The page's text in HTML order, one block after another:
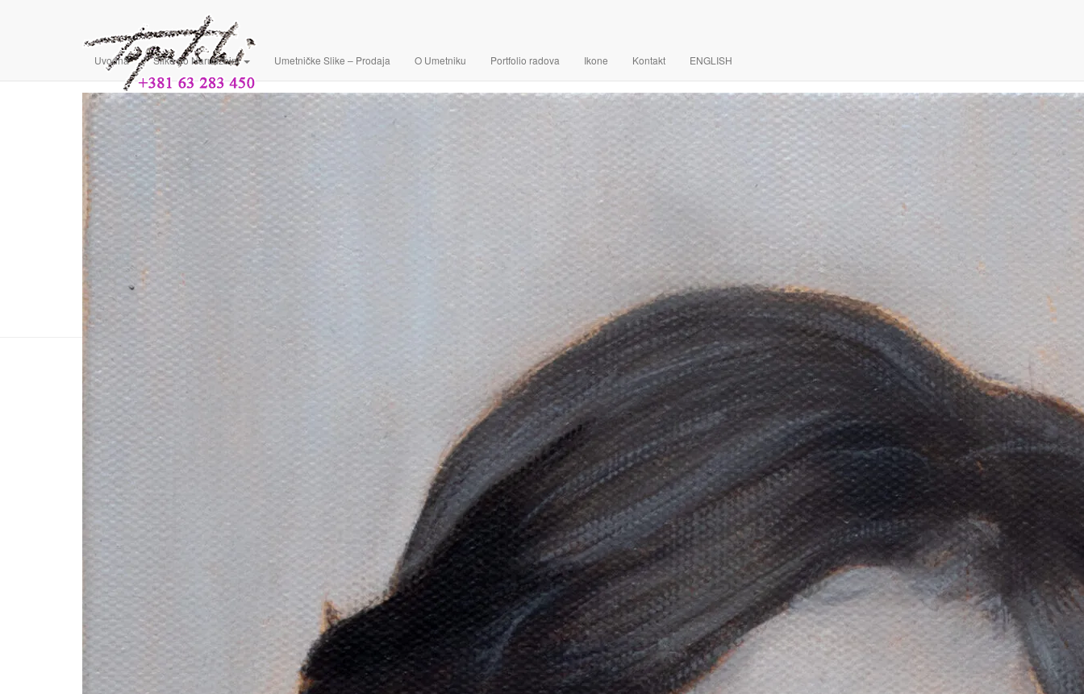
Uvodna Slike po Narudžbini Umetničke Slike – Prodaja O Umetniku Portfolio radova Ikone Kontakt ENGLISH
Umetnička slika – Mirjana – 30x20cm- 2025. –
Portret po narudžbini – Ulje na platnu -umetnik
Darko Topalski